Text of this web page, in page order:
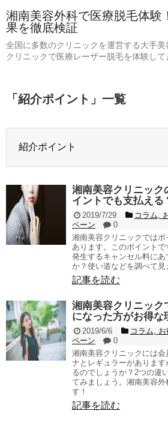
湘南美容外科で医療脱毛体験
果を徹底検証
全国に多数のクリニックを運営する大手
クリニックで医療レーザー脱毛を体験して
「 紹介ポイント 」 一覧
紹介ポイント
湘南美容クリニック
イントでも支払える
2019/7/29 コラム,
ペーン
0
湘南美容クリニックでは
あります。このポイント
発生するキャンセル料に
か？使い道などを調べて見
記事を読む
湘南美容クリニック
になった方がお得な
2019/6/6 コラム, お
ペーン
0
湘南美容クリニックには
ナとレギュラーがありま
るのでしょうか？2つの違
てみましょう。湘南美容外
す！
記事を読む